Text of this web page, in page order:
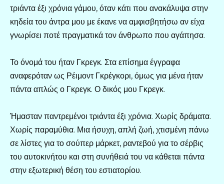
τριάντα έξι χρόνια γάμου, όταν κάτι που ανακάλυψα στην
κηδεία του άντρα μου με έκανε να αμφισβητήσω αν είχα
γνωρίσει ποτέ πραγματικά τον άνθρωπο που αγάπησα.
Το όνομά του ήταν Γκρεγκ. Στα επίσημα έγγραφα
αναφερόταν ως Ρέιμοντ Γκρέγκορι, όμως για μένα ήταν
πάντα απλώς ο Γκρεγκ. Ο δικός μου Γκρεγκ.
Ήμασταν παντρεμένοι τριάντα έξι χρόνια. Χωρίς δράματα.
Χωρίς παραμύθια. Μια ήσυχη, απλή ζωή, χτισμένη πάνω
σε λίστες για το σούπερ μάρκετ, ραντεβού για το σέρβις
του αυτοκινήτου και στη συνήθειά του να κάθεται πάντα
στην εξωτερική θέση του εστιατορίου.